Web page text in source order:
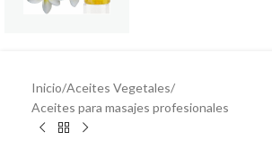
Inicio/Aceites Vegetales/
Aceites para masajes profesionales